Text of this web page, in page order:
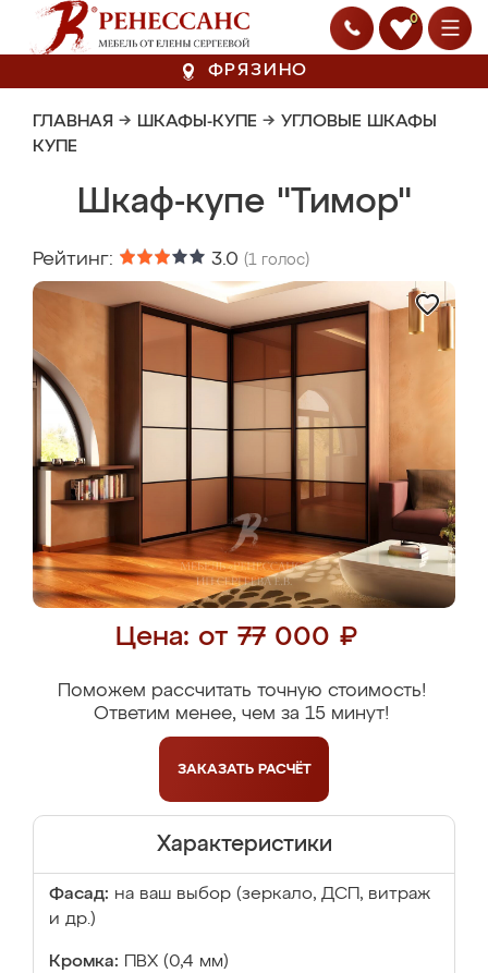
0
ФРЯЗИНО
ГЛАВНАЯ → ШКАФЫ-КУПЕ → УГЛОВЫЕ ШКАФЫ
КУПЕ
Шкаф-купе "Тимор"
Рейтинг: 3.0 (1 голос)
Цена: от 77 000 ₽
Поможем рассчитать точную стоимость!
Ответим менее, чем за 15 минут!
ЗАКАЗАТЬ РАСЧЁТ
Характеристики
Фасад: на ваш выбор (зеркало, ДСП, витраж
и др.)
Кромка: ПВХ (0,4 мм)